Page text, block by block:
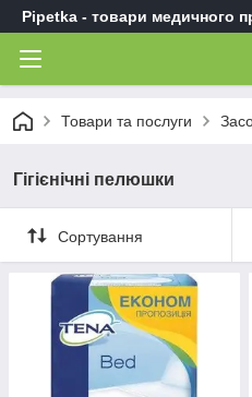
Pipetka - товари медичного
Товари та послуги
Гігієнічні пелюшки
Сортування